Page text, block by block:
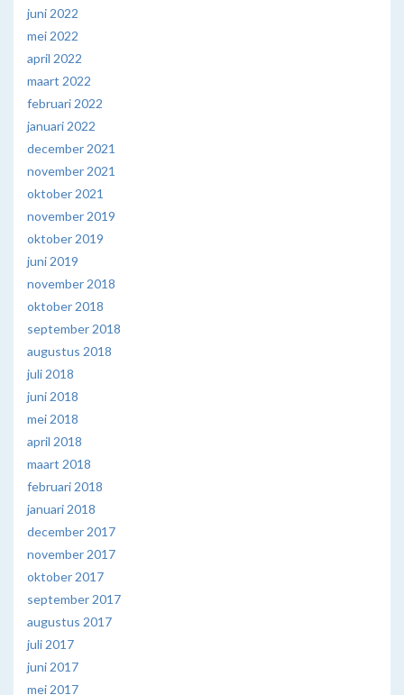
juni 2022
mei 2022
april 2022
maart 2022
februari 2022
januari 2022
december 2021
november 2021
oktober 2021
november 2019
oktober 2019
juni 2019
november 2018
oktober 2018
september 2018
augustus 2018
juli 2018
juni 2018
mei 2018
april 2018
maart 2018
februari 2018
januari 2018
december 2017
november 2017
oktober 2017
september 2017
augustus 2017
juli 2017
juni 2017
mei 2017